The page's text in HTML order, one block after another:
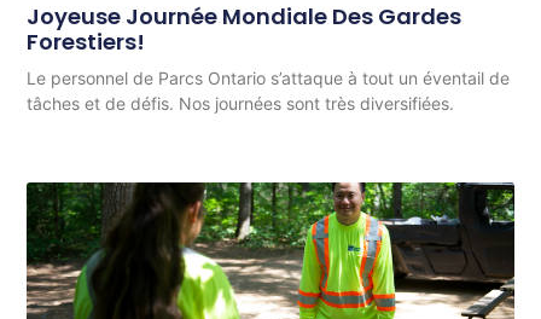
Joyeuse Journée Mondiale Des Gardes
Forestiers!
Le personnel de Parcs Ontario s’attaque à tout un éventail de
tâches et de défis. Nos journées sont très diversifiées.